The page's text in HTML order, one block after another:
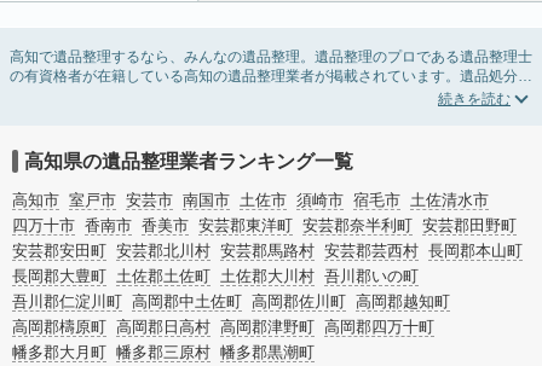
高知で遺品整理するなら、みんなの遺品整理。遺品整理のプロである遺品整理士
の有資格者が在籍している高知の遺品整理業者が掲載されています。遺品処分を
即日対応してくれる実家の片付け業者や遺品整理会社を比較できます。高知の遺
ょう。
ゴミの処分方法や親の家の遺品整理をはじめる時期などお役立ち情報も豊富なの
で、チェックしてみてください。
高知県の遺品整理業者ランキング一覧
高知市 室戸市 安芸市 南国市 土佐市 須崎市 宿毛市 土佐清水市
四万十市 香南市 香美市 安芸郡東洋町 安芸郡奈半利町 安芸郡田野町
安芸郡安田町 安芸郡北川村 安芸郡馬路村 安芸郡芸西村 長岡郡本山町
長岡郡大豊町 土佐郡土佐町 土佐郡大川村 吾川郡いの町
吾川郡仁淀川町 高岡郡中土佐町 高岡郡佐川町 高岡郡越知町
高岡郡檮原町 高岡郡日高村 高岡郡津野町 高岡郡四万十町
幡多郡大月町 幡多郡三原村 幡多郡黒潮町